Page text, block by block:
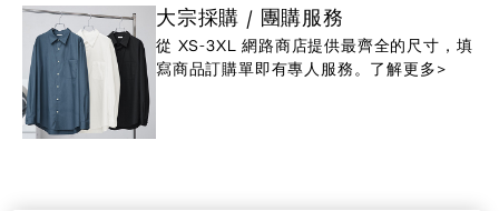
大宗採購 / 團購服務
從 XS-3XL 網路商店提供最齊全的尺寸，填
寫商品訂購單即有專人服務。了解更多>